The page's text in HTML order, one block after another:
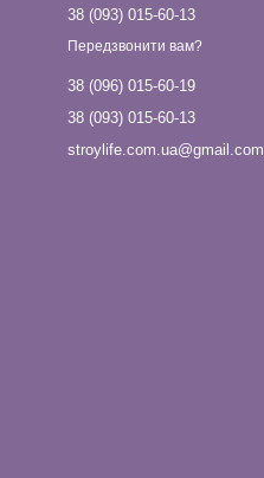
38 (093) 015-60-13
Передзвонити вам?
38 (096) 015-60-19
38 (093) 015-60-13
stroylife.com.ua@gmail.com